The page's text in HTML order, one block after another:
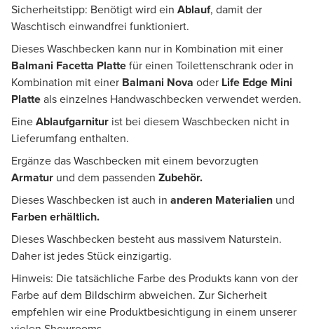
Sicherheitstipp: Benötigt wird ein Ablauf, damit der
Waschtisch einwandfrei funktioniert.
Dieses Waschbecken kann nur in Kombination mit einer
Balmani Facetta Plattefür einen Toilettenschrank oder in
Kombination mit einer Balmani Nova oder Life Edge Mini
Platteals einzelnes Handwaschbecken verwendet werden.
EineAblaufgarnitur ist bei diesem Waschbecken nicht in
Lieferumfang enthalten.
Ergänze das Waschbecken mit einem bevorzugten
Armatur und dem passenden Zubehör.
Dieses Waschbecken ist auch in anderen Materialien und
Farben erhältlich.
Dieses Waschbecken besteht aus massivem Naturstein.
Daher ist jedes Stück einzigartig.
Hinweis: Die tatsächliche Farbe des Produkts kann von der
Farbe auf dem Bildschirm abweichen. Zur Sicherheit
empfehlen wir eine Produktbesichtigung in einem unserer